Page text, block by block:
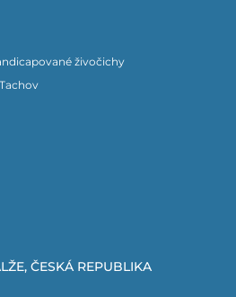
živočichy
ČESKÁ REPUBLIKA